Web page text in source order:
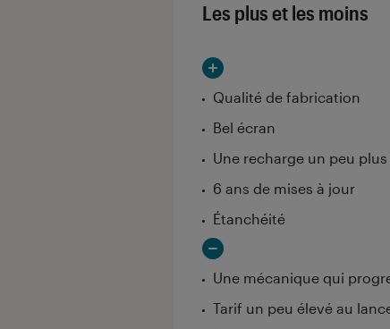
Les plus et les moins
Qualité de fabrication
Bel écran
Une recharge un peu
6 ans de mises à jour
Étanchéité
Une mécanique qui
Tarif un peu élevé au